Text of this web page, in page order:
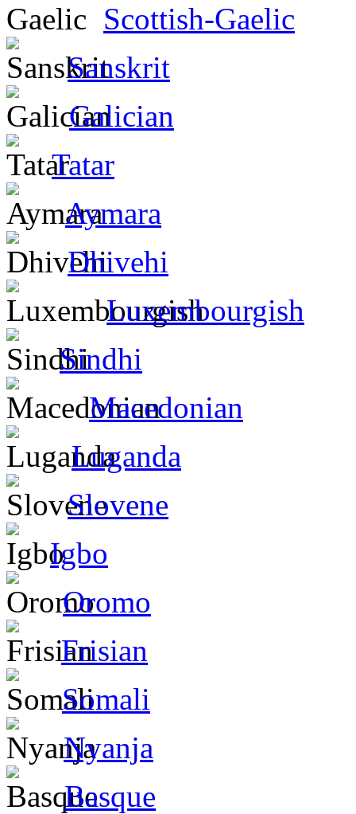
Scottish-Gaelic
Sanskrit
Galician
Tatar
Aymara
Dhivehi
Luxembourgish
Sindhi
Macedonian
Luganda
Slovene
Igbo
Oromo
Frisian
Somali
Nyanja
Basque